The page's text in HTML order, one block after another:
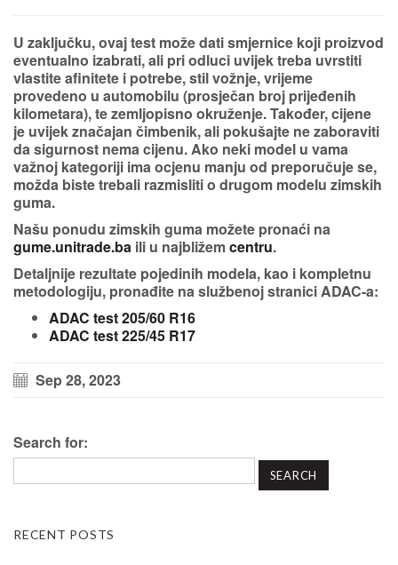
U zaključku, ovaj test može dati smjernice koji proizvod
eventualno izabrati, ali pri odluci uvijek treba uvrstiti
vlastite afinitete i potrebe,stil vožnje, vrijeme
provedeno u automobilu (prosječan broj prijeđenih
kilometara), te zemljopisno okruženje. Također, cijene
je uvijek značajan čimbenik, ali pokušajte ne zaboraviti
dasigurnost nema cijenu. Ako neki model u vama
važnoj kategoriji ima ocjenu manju od preporučuje se,
možda biste trebali razmisliti o drugom modelu zimskih
guma.
Našu ponudu zimskih guma možete pronaći na
gume.unitrade.ba ili u najbližemcentru.
Detaljnije rezultate pojedinih modela, kao i kompletnu
metodologiju, pronađite na službenoj stranici ADAC-a:
ADAC test 205/60 R16
ADAC test 225/45 R17
Sep 28, 2023
Search for:
RECENT POSTS